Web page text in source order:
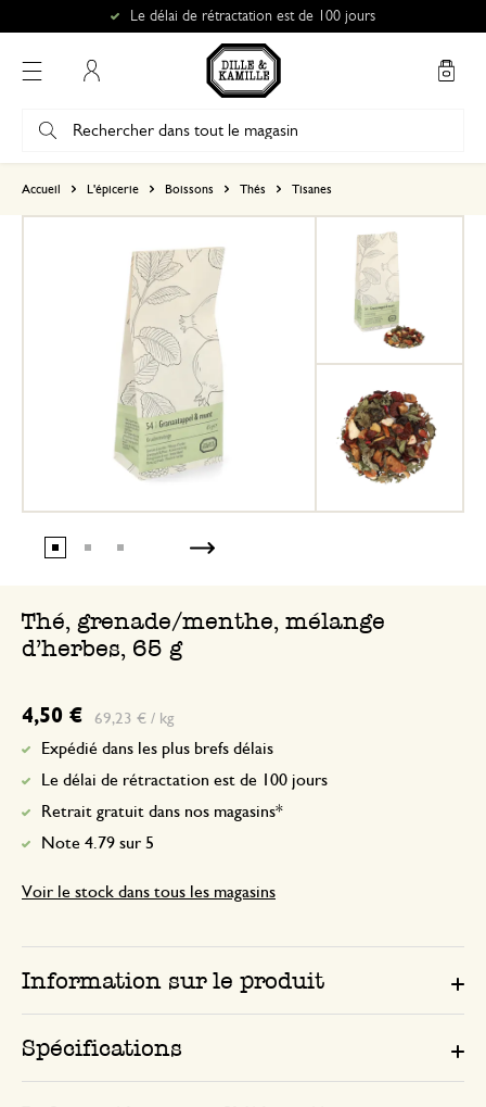
Le délai de rétractation est de 100 jours
Accueil L'épicerie Boissons Thés Tisanes
Thé, grenade/menthe, mélange
d'herbes, 65 g
4,50 € 69,23 € / kg
Expédié dans les plus brefs délais
Le délai de rétractation est de 100 jours
Retrait gratuit dans nos magasins*
Note 4.79 sur 5
Voir le stock dans tous les magasins
Information sur le produit
Spécifications